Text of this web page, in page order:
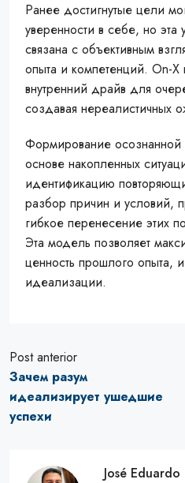
Ранее достигнутые цели
уверенности в себе, но эта
связана с объективным
опыта и компетенций. On-
внутренний драйв для
создавая нереалистичных
Формирование
основе накопленных
идентификацию
разбор причин и условий,
гибкое перенесение этих
Эта модель позволяет
ценность прошлого опыта,
идеализации.
Post anterior
Зачем разум
идеализирует ушедшие
успехи
José